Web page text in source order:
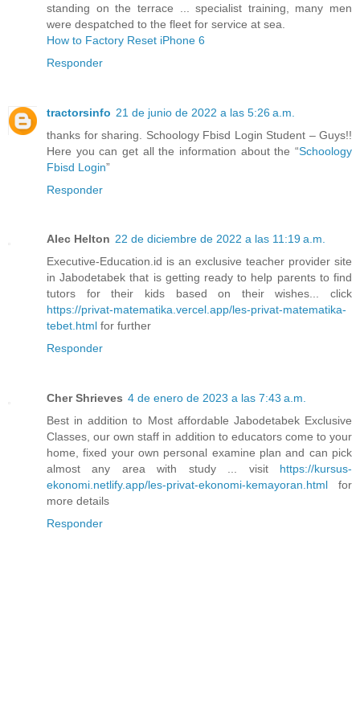
standing on the terrace ... specialist training, many men
were despatched to the fleet for service at sea.
How to Factory Reset iPhone 6
Responder
tractorsinfo 21 de junio de 2022 a las 5:26 a.m.
thanks for sharing. Schoology Fbisd Login Student – Guys!!
Here you can get all the information about the “Schoology
Fbisd Login”
Responder
Alec Helton 22 de diciembre de 2022 a las 11:19 a.m.
Executive-Education.id is an exclusive teacher provider site
in Jabodetabek that is getting ready to help parents to find
tutors for their kids based on their wishes... click
https://privat-matematika.vercel.app/les-privat-matematika-
tebet.html for further
Responder
Cher Shrieves 4 de enero de 2023 a las 7:43 a.m.
Best in addition to Most affordable Jabodetabek Exclusive
Classes, our own staff in addition to educators come to your
home, fixed your own personal examine plan and can pick
almost any area with study ... visit https://kursus-
ekonomi.netlify.app/les-privat-ekonomi-kemayoran.html for
more details
Responder